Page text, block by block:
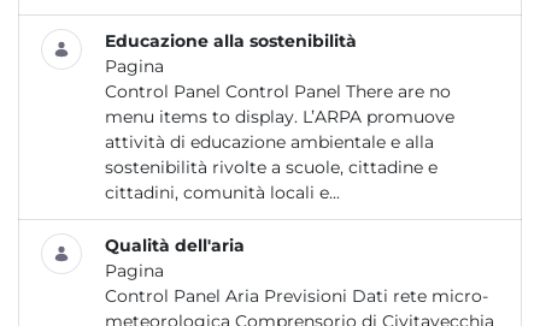
Educazione alla sostenibilità
Pagina
Control Panel Control Panel There are no
menu items to display. L’ARPA promuove
attività di educazione ambientale e alla
sostenibilità rivolte a scuole, cittadine e
cittadini, comunità locali e...
Qualità dell'aria
Pagina
Control Panel Aria Previsioni Dati rete micro-
meteorologica Comprensorio di Civitavecchia